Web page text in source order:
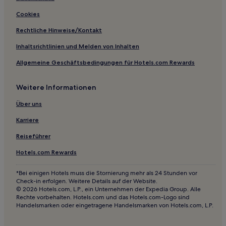
Poljana Hotels
Zadar: Hotels
Jasenice Hotels
Hotels nahe St.-Nikolaus-Kirche
Povljana Hotels
Sušica Hotels
Vir Hotels
Vrsi Hotels
Privlaka Hotels
Bibinje Hotels
Razanac Hotels
Posedarje Hotels
Kolan Hotels
Cookies
Rechtliche Hinweise/Kontakt
Inhaltsrichtlinien und Melden von Inhalten
Allgemeine Geschäftsbedingungen für Hotels.com Rewards
Weitere Informationen
Über uns
Karriere
Reiseführer
Hotels.com Rewards
*Bei einigen Hotels muss die Stornierung mehr als 24 Stunden vor
Check-in erfolgen. Weitere Details auf der Website.
© 2026 Hotels.com, L.P., ein Unternehmen der Expedia Group. Alle
Rechte vorbehalten. Hotels.com und das Hotels.com-Logo sind
Handelsmarken oder eingetragene Handelsmarken von Hotels.com, L.P.